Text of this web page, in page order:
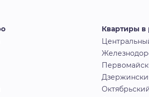
Квартиры в